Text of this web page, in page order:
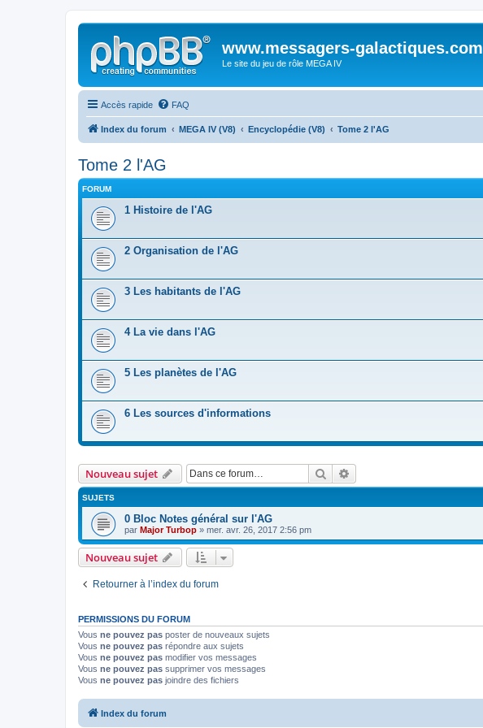
www.messagers-galactiques.com
Le site du jeu de rôle MEGA IV
Accès rapide FAQ
Index du forum MEGA IV (V8) Encyclopédie (V8) Tome 2 l'AG
Tome 2 l'AG
FORUM
1 Histoire de l'AG
2 Organisation de l'AG
3 Les habitants de l'AG
4 La vie dans l'AG
5 Les planètes de l'AG
6 Les sources d'informations
Nouveau sujet Rechercher
SUJETS
0 Bloc Notes général sur l'AG
par Major Turbop » mer. avr. 26, 2017 2:56 pm
Nouveau sujet
Retourner à l’index du forum
PERMISSIONS DU FORUM
Vous ne pouvez pas poster de nouveaux sujets
Vous ne pouvez pas répondre aux sujets
Vous ne pouvez pas modifier vos messages
Vous ne pouvez pas supprimer vos messages
Vous ne pouvez pas joindre des fichiers
Index du forum